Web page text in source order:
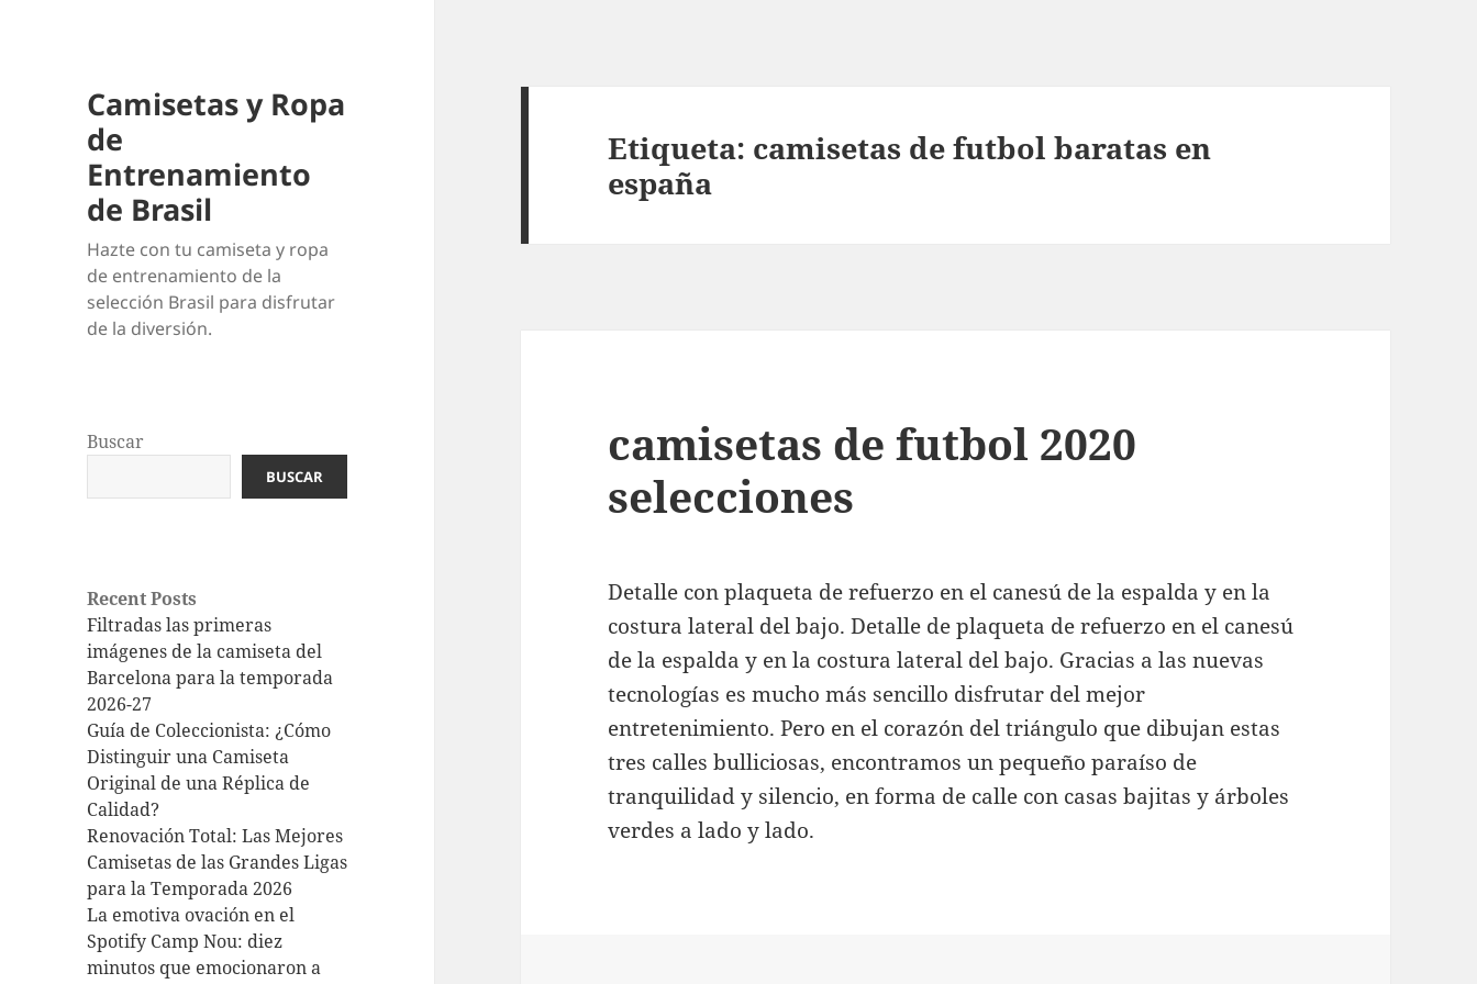
Camisetas y Ropa
de
Entrenamiento
de Brasil
Hazte con tu camiseta y ropa
de entrenamiento de la
selección Brasil para disfrutar
de la diversión.
Buscar
BUSCAR
Recent Posts
Filtradas las primeras
imágenes de la camiseta del
Barcelona para la temporada
2026-27
Guía de Coleccionista: ¿Cómo
Distinguir una Camiseta
Original de una Réplica de
Calidad?
Renovación Total: Las Mejores
Camisetas de las Grandes Ligas
para la Temporada 2026
La emotiva ovación en el
Spotify Camp Nou: diez
minutos que emocionaron a
Etiqueta: camisetas de futbol baratas en
españa
camisetas de futbol 2020
selecciones
Detalle con plaqueta de refuerzo en el canesú de la espalda y en la
costura lateral del bajo. Detalle de plaqueta de refuerzo en el canesú
de la espalda y en la costura lateral del bajo. Gracias a las nuevas
tecnologías es mucho más sencillo disfrutar del mejor
entretenimiento. Pero en el corazón del triángulo que dibujan estas
tres calles bulliciosas, encontramos un pequeño paraíso de
tranquilidad y silencio, en forma de calle con casas bajitas y árboles
verdes a lado y lado.